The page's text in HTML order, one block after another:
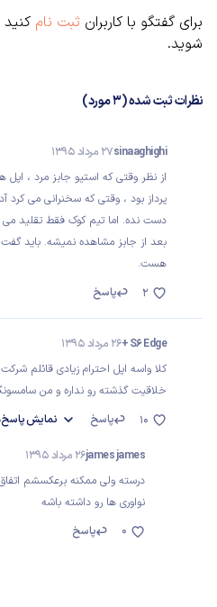
برای گفتگو با کاربران ثبت نام کنید
شوید.
نظرات ثبت شده (3 مورد)
sinaaghighi27 مرداد 1395
از نظر وقتی که استیو جابز مرد ،
پرداز بود ، وقتی که سخنرانی می کرد
دست نده. اما تیم کوک فقط تقلید می
بعد از جابز مشاهده نمیشه. باید
هست.
پاسخ
2
S6 Edge + 26 مرداد 1395
کلا واسه اپل احترام زیادی قائلم
خلاقیت گذشته رو نداره و من
پاسخ
نمایش 10
james james26 مرداد 1395
درسته ولی ممکنه برعکسشم
نواوری ها رو داشته باشه
پاسخ
0